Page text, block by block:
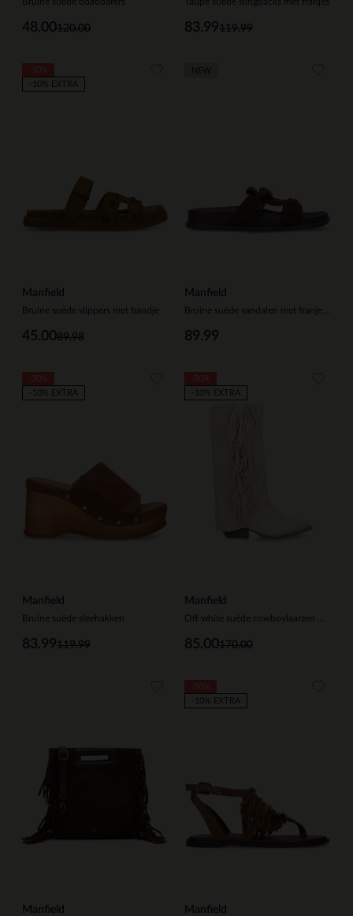
120.00
48.00 119.99
83.99
Manfield
Bruine suède slippers met bandje
89.98
45.00
-10% EXTRA
Manfield
89.99
Manfield
Bruine suède sleehakken
119.99
83.99
-10% EXTRA
Manfield
170.00
85.00
-10% EXTRA
Manfield Manfield
-10% EXTRA